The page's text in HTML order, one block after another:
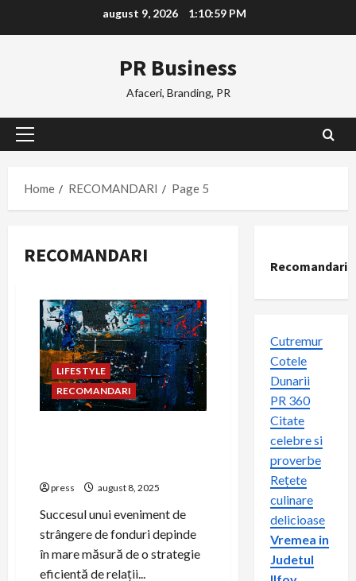
august 9, 2026 1:10:59 PM
PR Business
Afaceri, Branding, PR
Primary
Home
RECOMANDARI Page 5
RECOMANDARI
LIFESTYLE
RECOMANDARI
press august 8, 2025
Succesul unui eveniment de
strângere de fonduri depinde
în mare măsură de o strategie
eficientă de relații...
Recomandari
Cutremur
Cotele
Dunarii
PR 360
Citate
celebre si
proverbe
Rețete
culinare
delicioase
Vremea in
Judetul